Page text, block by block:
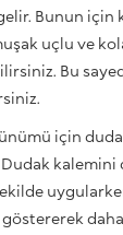
Bunun için
uçlu ve
Bu
için
kalemini
göstererek